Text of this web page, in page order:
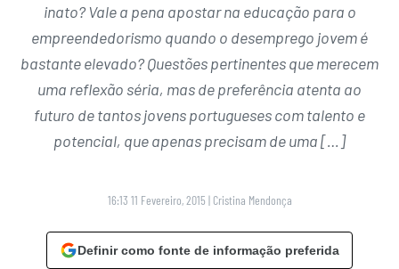
inato? Vale a pena apostar na educação para o
empreendedorismo quando o desemprego jovem é
bastante elevado? Questões pertinentes que merecem
uma reflexão séria, mas de preferência atenta ao
futuro de tantos jovens portugueses com talento e
potencial, que apenas precisam de uma […]
16:13 11 Fevereiro, 2015 | Cristina Mendonça
Definir como fonte de informação preferida